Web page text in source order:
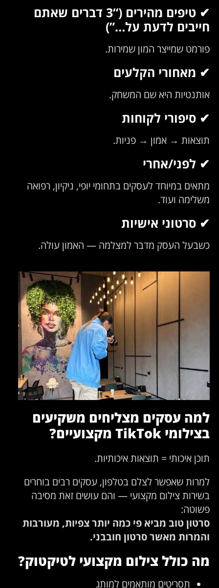
✔ טיפים מהירים (“3 דברים שאתם
חייבים לדעת על…”)
פורמט שמייצר המון שמירות.
✔ מאחורי הקלעים
אותנטיות היא שם המשחק.
✔ סיפורי לקוחות
תוצאות → אמון → פניות.
✔ לפני/אחרי
מתאים במיוחד לעסקים בתחומי יופי, ניקיון, רפואה
משלימה ועוד.
✔ סרטוני אישיות
כשבעל העסק מדבר למצלמה — האמון עולה.
למה עסקים מצליחים משקיעים
בצילומי TikTok מקצועיים?
תוכן איכותי = תוצאות איכותיות.
למרות שאפשר לצלם בטלפון, עסקים רבים בוחרים
בשירות צילום מקצועי — והם עושים זאת מסיבה
פשוטה:
סרטון טוב מביא פי כמה יותר צפיות, מעורבות
והמרות מאשר סרטון חובבני.
מה כולל צילום מקצועי לטיקטוק?
תסריטים מותאמים למותג